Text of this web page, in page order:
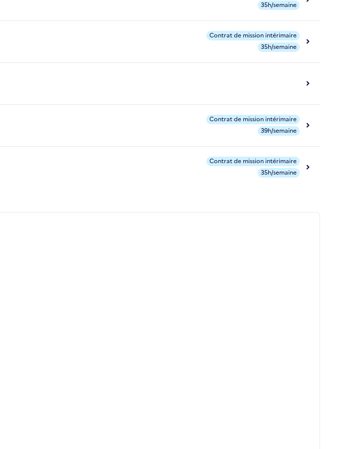
35h/semaine
Contrat de mission intérimaire
35h/semaine
Contrat de mission intérimaire
39h/semaine
Contrat de mission intérimaire
35h/semaine